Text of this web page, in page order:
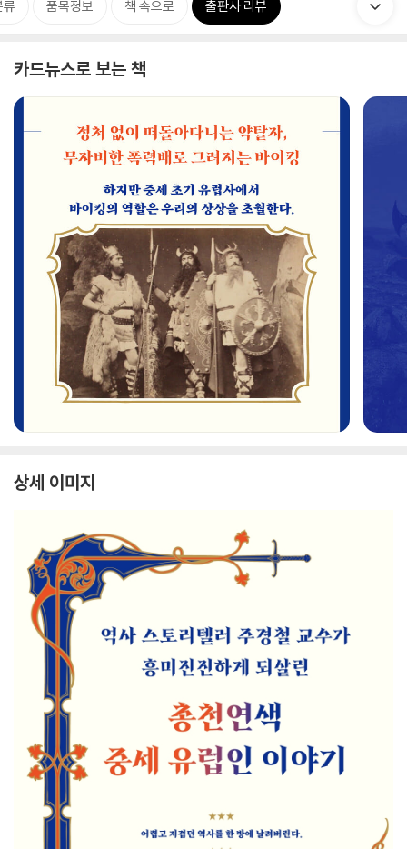
류 품목정보 책 속으로 출판사 리뷰
카드뉴스로 보는 책
상세 이미지